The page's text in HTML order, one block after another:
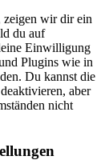
zeigen wir dir ein
du auf
Einwilligung
Plugins wie in
Du kannst die
aber
nicht